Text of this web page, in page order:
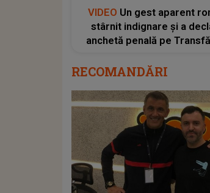
VIDEO Un gest aparent
stârnit indignare și a
anchetă penală pe
RECOMANDĂRI